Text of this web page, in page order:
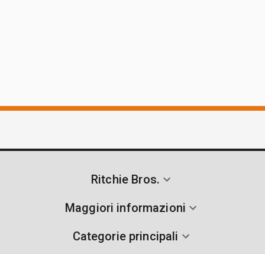
Ritchie Bros.
Maggiori informazioni
Categorie principali